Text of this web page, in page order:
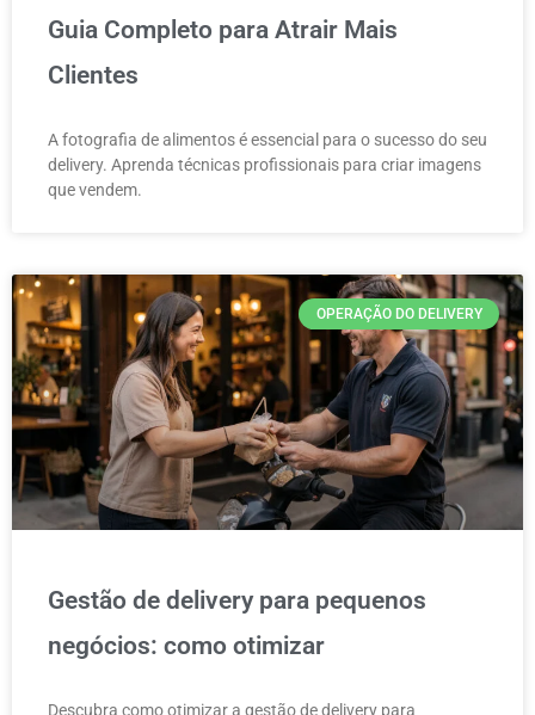
Guia Completo para Atrair Mais
Clientes
A fotografia de alimentos é essencial para o sucesso do seu
delivery. Aprenda técnicas profissionais para criar imagens
que vendem.
OPERAÇÃO DO DELIVERY
Gestão de delivery para pequenos
negócios: como otimizar
Descubra como otimizar a gestão de delivery para